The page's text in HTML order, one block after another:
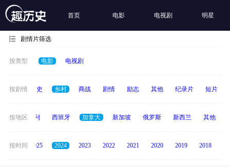
首页 电影 电视剧 明星
剧情片筛选
按类型 电影 电视剧
按剧情
奇幻 历史 乡村 商战 剧情 励志 其他 纪录片 短片
按地区
度 意大利 西班牙 加拿大 新加坡 俄罗斯 新西兰 其他
按时间
2026 2025 2024 2023 2022 2021 2020 2019 2018